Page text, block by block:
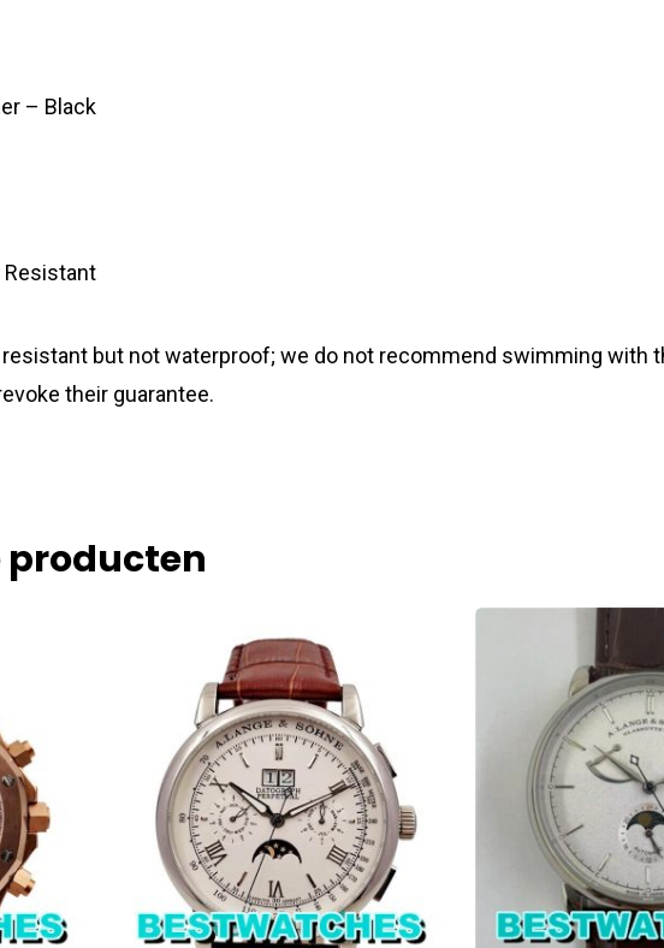
– Black
Resistant
but not waterproof; we do not recommend swimming with
their guarantee.
producten